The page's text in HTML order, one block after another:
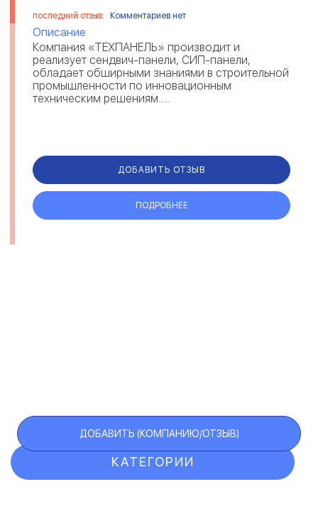
последний отзыв: Комментариев нет
Описание
Компания «ТЕХПАНЕЛЬ» производит и
реализует сендвич-панели, СИП-панели,
обладает обширными знаниями в строительной
промышленности по инновационным
техническим решениям....
ДОБАВИТЬ ОТЗЫВ
ПОДРОБНЕЕ
КАТЕГОРИИ
ДОБАВИТЬ (КОМПАНИЮ/ОТЗЫВ)